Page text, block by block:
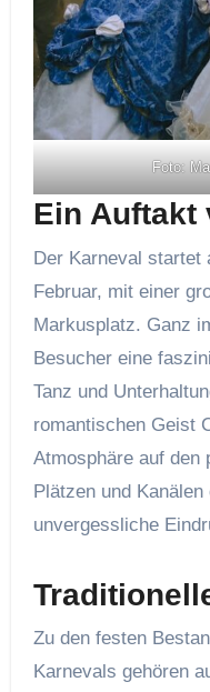
Foto:
Ein Auftakt
Der Karneval startet
Februar, mit einer
Markusplatz. Ganz
Besucher eine
Tanz und
romantischen Geist
Atmosphäre auf den
Plätzen und
unvergessliche
Zu den festen
Karnevals gehören